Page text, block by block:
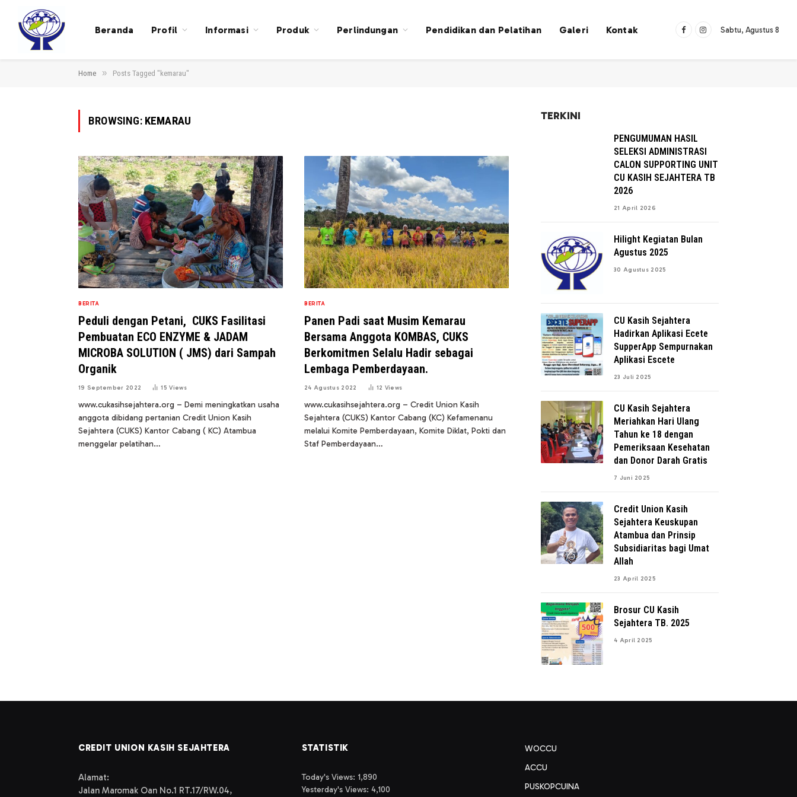
Beranda Profil Informasi Produk Perlindungan Pendidikan dan Pelatihan Galeri Kontak FacebookInstagram
Sabtu, Agustus 8
Home » Posts Tagged "kemarau"
BROWSING: KEMARAU
BERITA
Peduli dengan Petani, CUKS Fasilitasi
Pembuatan ECO ENZYME & JADAM
MICROBA SOLUTION ( JMS) dari Sampah
Organik
19 September 2022 15Views
www.cukasihsejahtera.org – Demi meningkatkan usaha
anggota dibidang pertanian Credit Union Kasih
Sejahtera (CUKS) Kantor Cabang ( KC) Atambua
menggelar pelatihan…
BERITA
Panen Padi saat Musim Kemarau
Bersama Anggota KOMBAS, CUKS
Berkomitmen Selalu Hadir sebagai
Lembaga Pemberdayaan.
24 Agustus 2022 12 Views
www.cukasihsejahtera.org – Credit Union Kasih
Sejahtera (CUKS) Kantor Cabang (KC) Kefamenanu
melalui Komite Pemberdayaan, Komite Diklat, Pokti dan
Staf Pemberdayaan…
TERKINI
PENGUMUMAN HASIL
SELEKSI ADMINISTRASI
CALON SUPPORTING UNIT
CU KASIH SEJAHTERA TB
2026
21 April 2026
Hilight Kegiatan Bulan
Agustus 2025
30 Agustus 2025
CU Kasih Sejahtera
Hadirkan Aplikasi Ecete
SupperApp Sempurnakan
Aplikasi Escete
23 Juli 2025
CU Kasih Sejahtera
Meriahkan Hari Ulang
Tahun ke 18 dengan
Pemeriksaan Kesehatan
dan Donor Darah Gratis
7 Juni 2025
Credit Union Kasih
Sejahtera Keuskupan
Atambua dan Prinsip
Subsidiaritas bagi Umat
Allah
23 April 2025
Brosur CU Kasih
Sejahtera TB. 2025
4 April 2025
CREDIT UNION KASIH SEJAHTERA
Alamat:
Jalan Maromak Oan No.1 RT.17/RW.04,
STATISTIK
Today's Views: 1,890
Yesterday's Views: 4,100
WOCCU
ACCU
PUSKOPCUINA